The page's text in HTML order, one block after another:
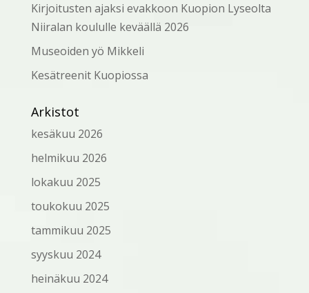
Kirjoitusten ajaksi evakkoon Kuopion Lyseolta
Niiralan koululle keväällä 2026
Museoiden yö Mikkeli
Kesätreenit Kuopiossa
Arkistot
kesäkuu 2026
helmikuu 2026
lokakuu 2025
toukokuu 2025
tammikuu 2025
syyskuu 2024
heinäkuu 2024